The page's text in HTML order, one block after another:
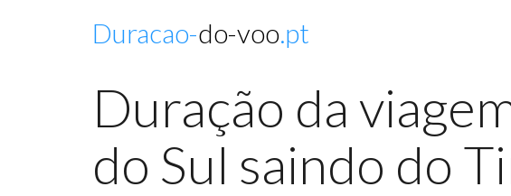
Duracao-do-voo.pt
Duração da
do Sul saindo do